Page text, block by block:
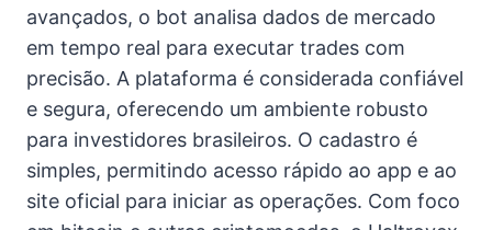
avançados, o bot analisa dados de mercado
em tempo real para executar trades com
precisão. A plataforma é considerada confiável
e segura, oferecendo um ambiente robusto
para investidores brasileiros. O cadastro é
simples, permitindo acesso rápido ao app e ao
site oficial para iniciar as operações. Com foco